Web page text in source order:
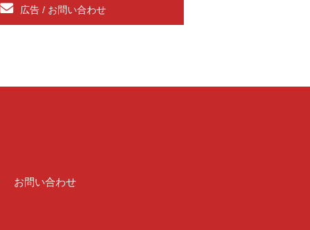
広告 / お問い合わせ
お問い合わせ